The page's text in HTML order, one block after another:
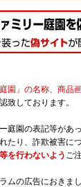
園」の名称、商品
致しております。
庭園の表記等があ
たり、詐欺被害に
を行わないよう ご
ムの広告におきま